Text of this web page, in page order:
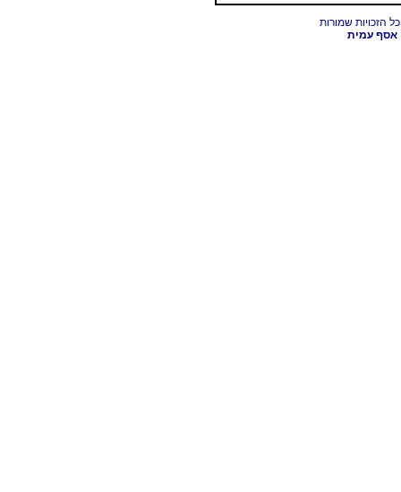
אסף עמית